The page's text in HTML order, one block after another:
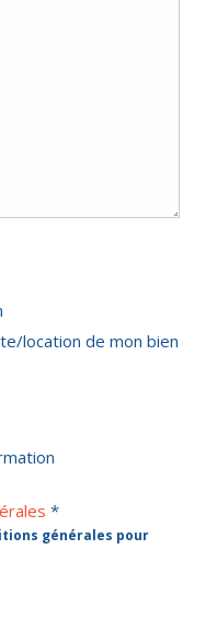
location de mon bien
*
générales pour